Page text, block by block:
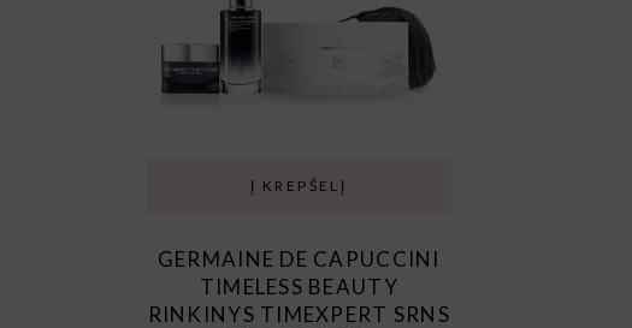
Į KREPŠELĮ
GERMAINE DE CAPUCCINI
TIMELESS BEAUTY
RINKINYS TIMEXPERT SRNS